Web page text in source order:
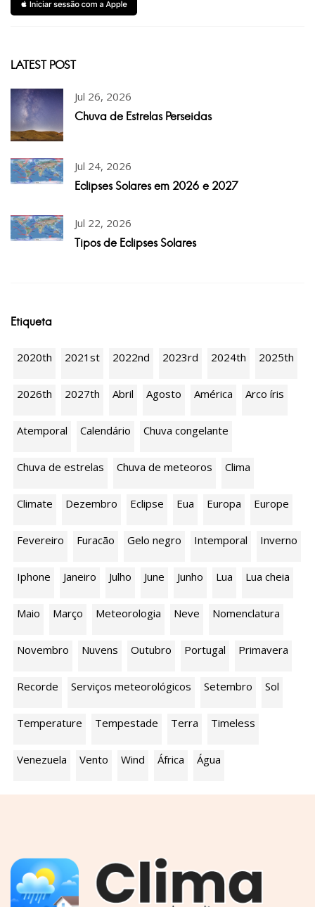
LATEST POST
Jul 26, 2026
Chuva de Estrelas Perseidas
Jul 24, 2026
Eclipses Solares em 2026 e 2027
Jul 22, 2026
Tipos de Eclipses Solares
Etiqueta
2020th 2021st 2022nd 2023rd 2024th 2025th
2026th 2027th Abril Agosto América Arco íris
Atemporal Calendário Chuva congelante
Chuva de estrelas Chuva de meteoros Clima
Climate Dezembro Eclipse Eua Europa Europe
Fevereiro Furacão Gelo negro Intemporal Inverno
Iphone Janeiro Julho June Junho Lua Lua cheia
Maio Março Meteorologia Neve Nomenclatura
Novembro Nuvens Outubro Portugal Primavera
Recorde Serviços meteorológicos Setembro Sol
Temperature Tempestade Terra Timeless
Venezuela Vento Wind África Água